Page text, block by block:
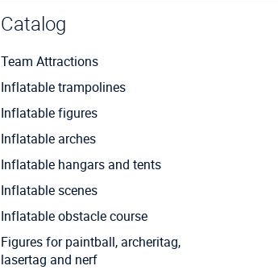
Catalog
Team Attractions
Inflatable trampolines
Inflatable figures
Inflatable arches
Inflatable hangars and tents
Inflatable scenes
Inflatable obstacle course
Figures for paintball, archeritag,
lasertag and nerf